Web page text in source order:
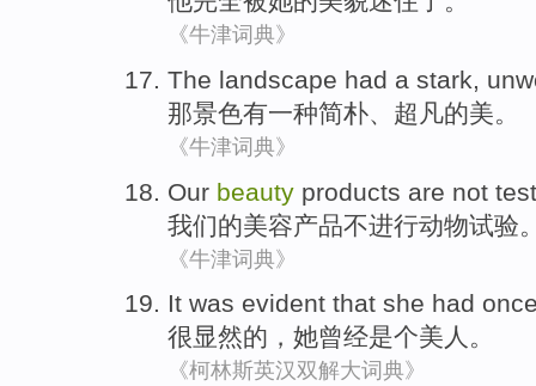
《牛津词典》
The landscape had a stark,
那景色有一种简朴、 超凡的美。
《牛津词典》
Our beauty products are not
我们的美容产品不进行动物试验
《牛津词典》
It was evident that she had
很显然的， 她曾经是个美人。
《柯林斯英汉双解大词典》